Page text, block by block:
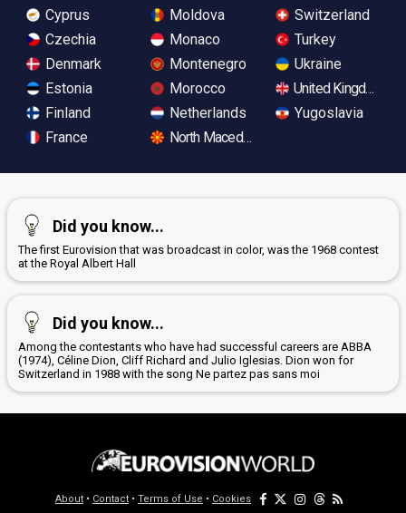
Cyprus
Czechia
Denmark
Estonia
Finland
France
Moldova
Monaco
Montenegro
Morocco
Netherlands
North Macedonia
Switzerland
Turkey
Ukraine
United Kingdom
Yugoslavia
Did you know...
The first Eurovision that was broadcast in color, was the 1968 contest
at the Royal Albert Hall
Did you know...
Among the contestants who have had successful careers are ABBA
(1974), Céline Dion, Cliff Richard and Julio Iglesias. Dion won for
Switzerland in 1988 with the song Ne partez pas sans moi
About • Contact • Terms of Use • Cookies